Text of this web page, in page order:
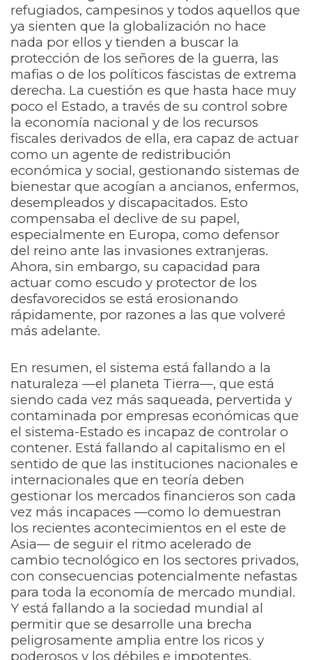
refugiados, campesinos y todos aquellos que
ya sienten que la globalización no hace
nada por ellos y tienden a buscar la
protección de los señores de la guerra, las
mafias o de los políticos fascistas de extrema
derecha. La cuestión es que hasta hace muy
poco el Estado, a través de su control sobre
la economía nacional y de los recursos
fiscales derivados de ella, era capaz de actuar
como un agente de redistribución
económica y social, gestionando sistemas de
bienestar que acogían a ancianos, enfermos,
desempleados y discapacitados. Esto
compensaba el declive de su papel,
especialmente en Europa, como defensor
del reino ante las invasiones extranjeras.
Ahora, sin embargo, su capacidad para
actuar como escudo y protector de los
desfavorecidos se está erosionando
rápidamente, por razones a las que volveré
más adelante.
En resumen, el sistema está fallando a la
naturaleza —el planeta Tierra—, que está
siendo cada vez más saqueada, pervertida y
contaminada por empresas económicas que
el sistema-Estado es incapaz de controlar o
contener. Está fallando al capitalismo en el
sentido de que las instituciones nacionales e
internacionales que en teoría deben
gestionar los mercados financieros son cada
vez más incapaces —como lo demuestran
los recientes acontecimientos en el este de
Asia— de seguir el ritmo acelerado de
cambio tecnológico en los sectores privados,
con consecuencias potencialmente nefastas
para toda la economía de mercado mundial.
Y está fallando a la sociedad mundial al
permitir que se desarrolle una brecha
peligrosamente amplia entre los ricos y
poderosos y los débiles e impotentes.